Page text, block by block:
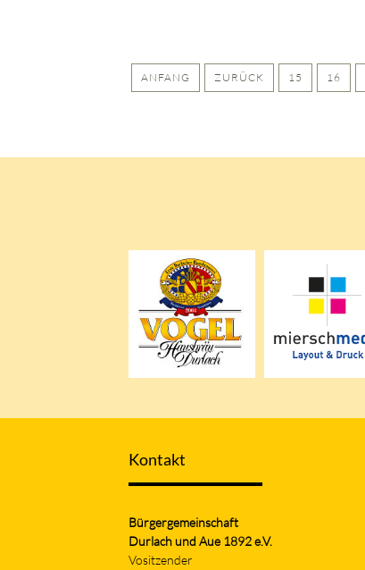
ANFANG ZURÜCK 15 16
Kontakt
Bürgergemeinschaft
Durlach und Aue 1892 e.V.
Vositzender